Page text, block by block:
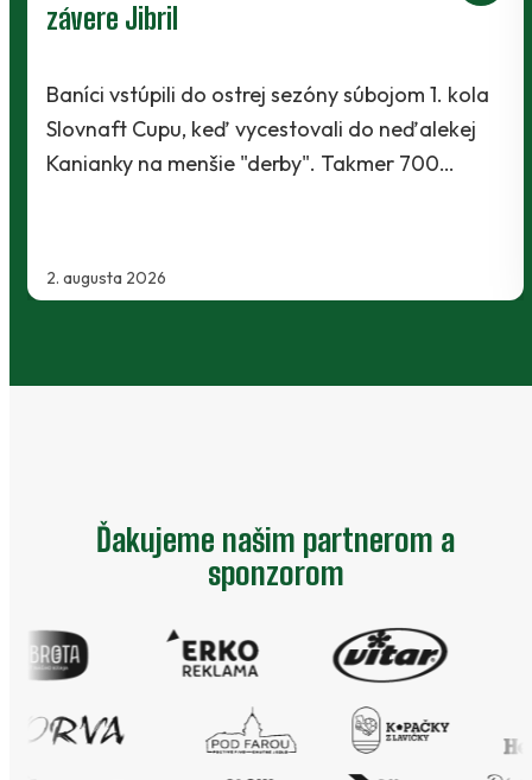
závere Jibril
2. augusta 2026
Baníci vstúpili do ostrej sezóny súbojom 1. kola
Slovnaft Cupu, keď vycestovali do neďalekej
Kanianky na menšie "derby". Takmer 700…
Ďakujeme našim partnerom a
sponzorom